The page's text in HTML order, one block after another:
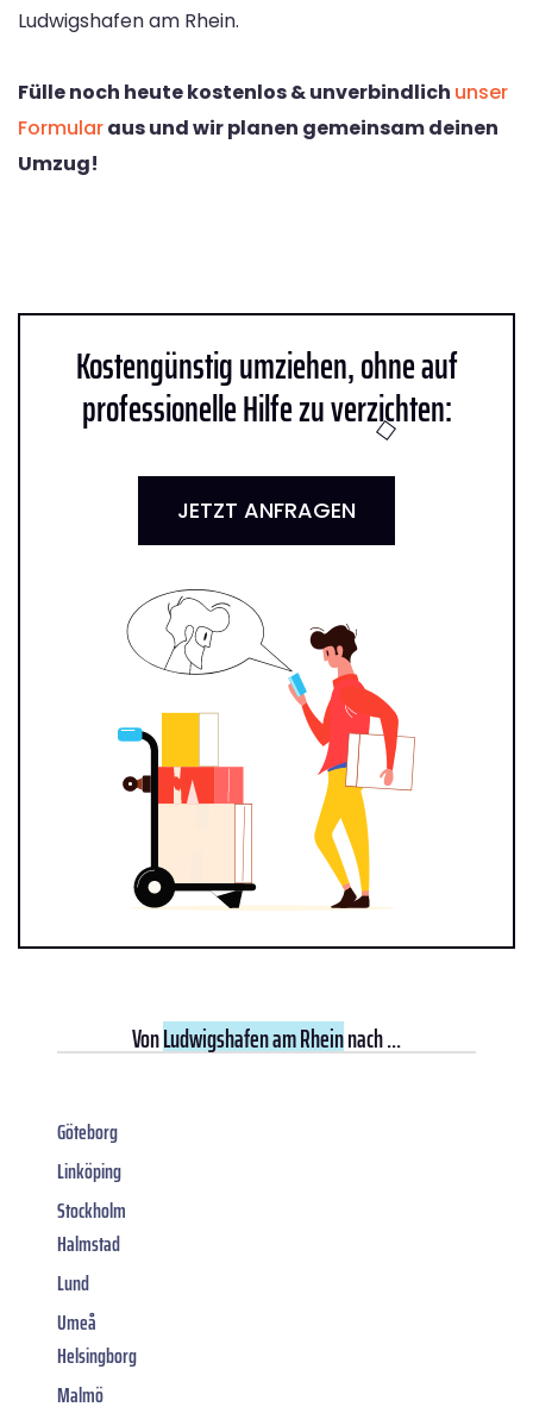
Ludwigshafen am Rhein.
Fülle noch heute kostenlos & unverbindlich unser
Formularaus und wir planen gemeinsam deinen
Umzug!
Kostengünstig umziehen, ohne auf
professionelle Hilfe zu verzichten:
JETZT ANFRAGEN
VonLudwigshafen am Rheinnach ...
Göteborg
Linköping
Stockholm
Halmstad
Lund
Umeå
Helsingborg
Malmö